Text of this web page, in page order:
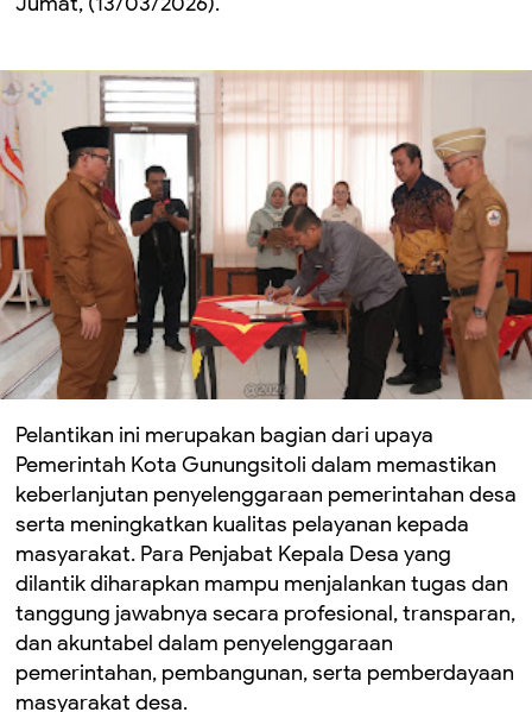
Pelantikan ini merupakan bagian dari upaya
Pemerintah Kota Gunungsitoli dalam memastikan
keberlanjutan penyelenggaraan pemerintahan desa
serta meningkatkan kualitas pelayanan kepada
masyarakat. Para Penjabat Kepala Desa yang
dilantik diharapkan mampu menjalankan tugas dan
tanggung jawabnya secara profesional, transparan,
dan akuntabel dalam penyelenggaraan
pemerintahan, pembangunan, serta pemberdayaan
masyarakat desa.